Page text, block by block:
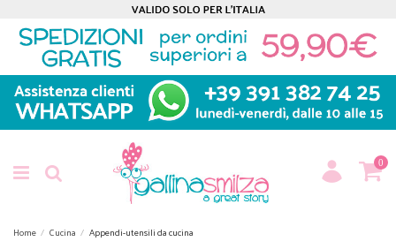
0
Home Cucina Appendi-utensili da cucina